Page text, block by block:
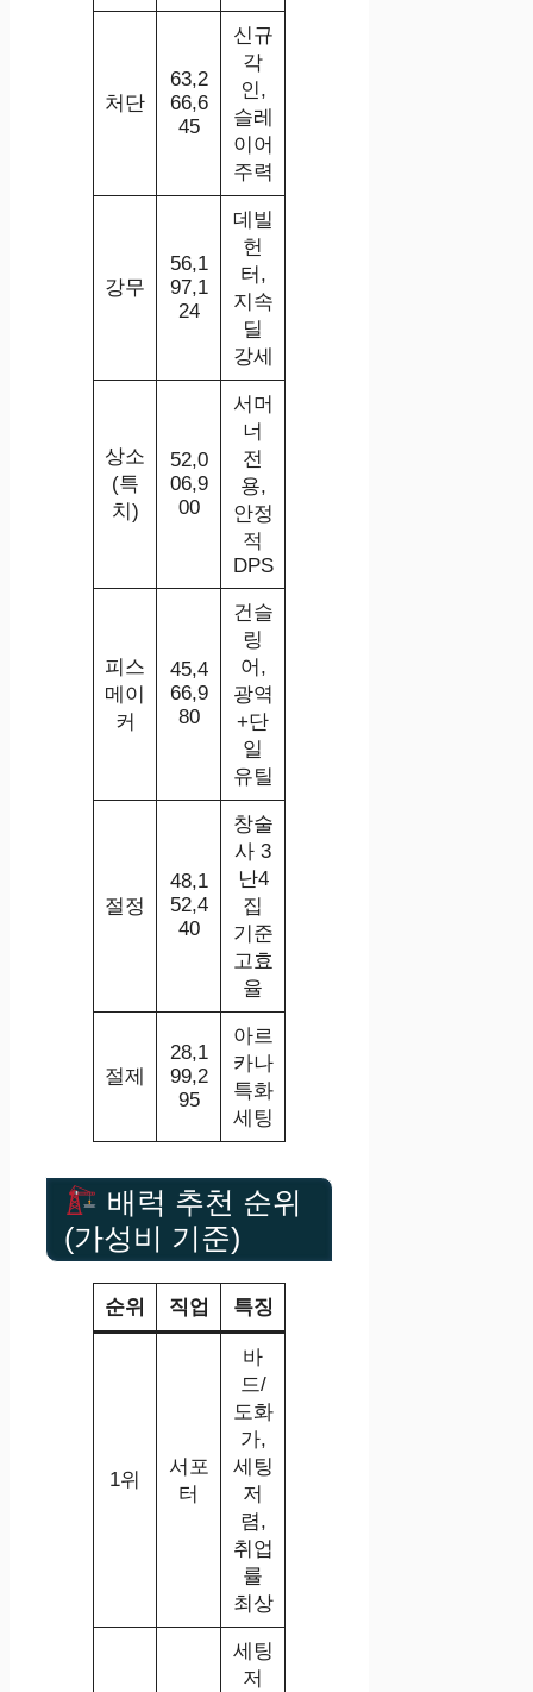
처단
63,2
66,6
45
신규
각
인,
슬레
이어
주력
강무
56,1
97,1
24
데빌
헌
터,
지속
딜
강세
상소
(특
치)
52,0
06,9
00
서머
너
전
용,
안정
적
DPS
피스
메이
커
45,4
66,9
80
건슬
링
어,
광역
+단
일
유틸
절정
48,1
52,4
40
창술
사 3
난4
집
기준
고효
율
절제
28,1
99,2
95
아르
카나
특화
세팅
배럭 추천 순위
(가성비 기준)
순위 직업 특징
1위
서포
터
바
드/
도화
가,
세팅
저
렴,
취업
률
최상
세팅
저